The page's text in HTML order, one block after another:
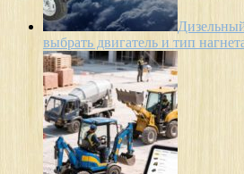
выбрать двигатель и тип